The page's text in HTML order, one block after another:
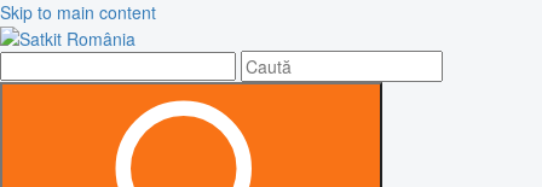
Skip to main content